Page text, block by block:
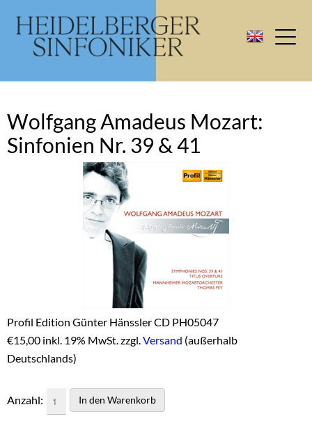
Wolfgang Amadeus Mozart:
Sinfonien Nr. 39 & 41
Profil Edition Günter Hänssler CD PH05047
€15,00 inkl. 19% MwSt. zzgl.Versand (außerhalb
Deutschlands)
Anzahl: